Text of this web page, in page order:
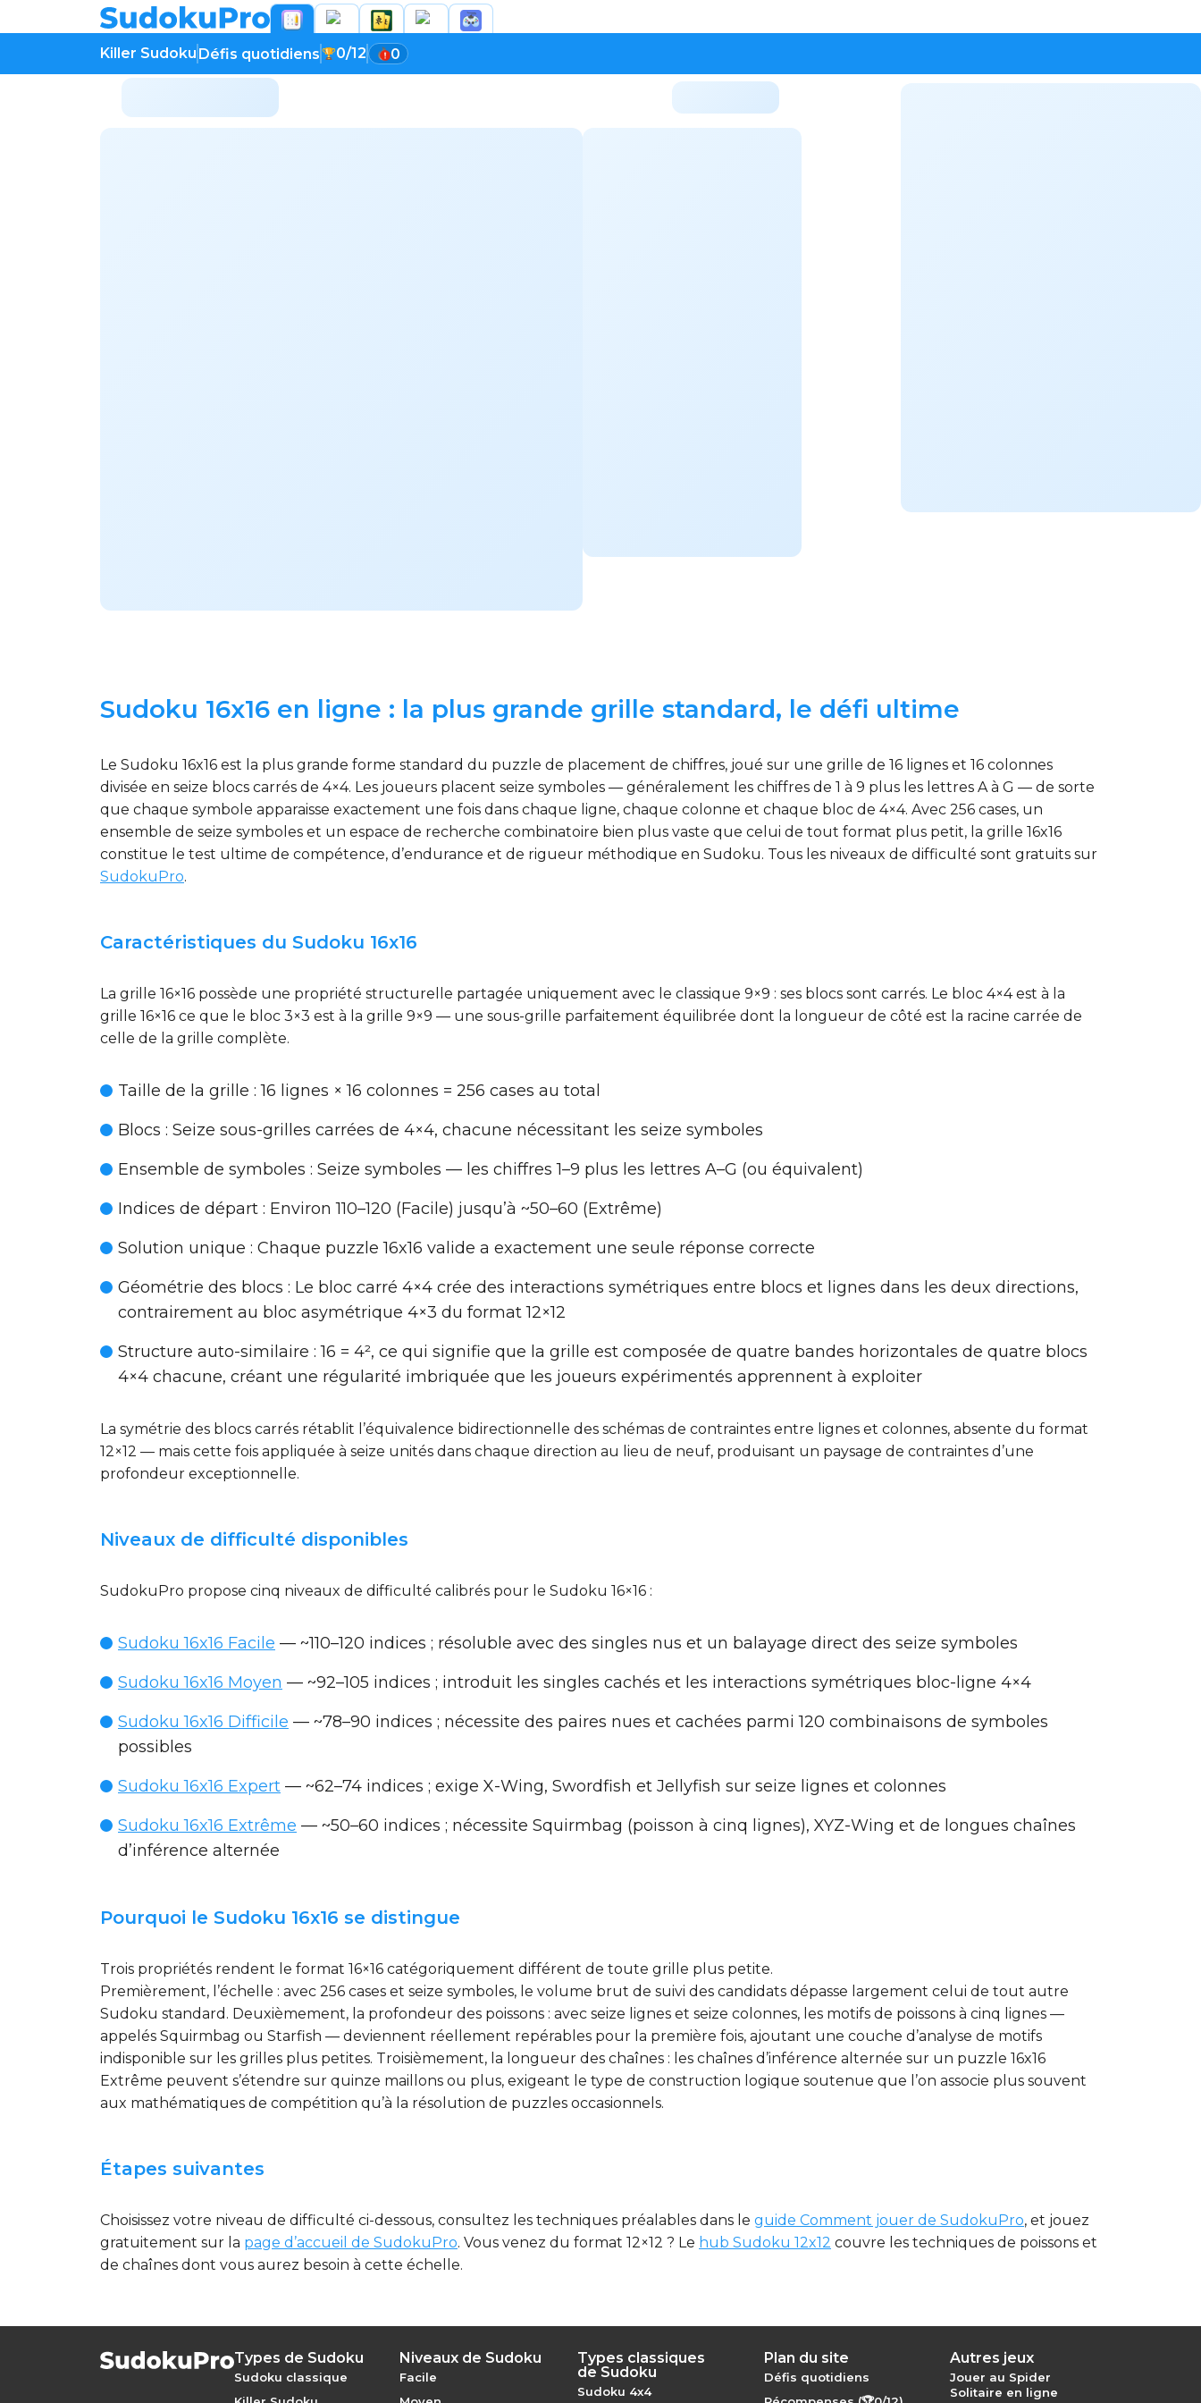
Killer Sudoku Défis quotidiens 0/12 0
Sudoku 16x16 en ligne : la plus grande grille standard, le défi ultime
Le Sudoku 16x16 est la plus grande forme standard du puzzle de placement de chiffres, joué sur une grille de 16 lignes et 16 colonnes
divisée en seize blocs carrés de 4×4. Les joueurs placent seize symboles — généralement les chiffres de 1 à 9 plus les lettres A à G — de sorte
que chaque symbole apparaisse exactement une fois dans chaque ligne, chaque colonne et chaque bloc de 4×4. Avec 256 cases, un
ensemble de seize symboles et un espace de recherche combinatoire bien plus vaste que celui de tout format plus petit, la grille 16x16
constitue le test ultime de compétence, d’endurance et de rigueur méthodique en Sudoku. Tous les niveaux de difficulté sont gratuits sur
SudokuPro.
Caractéristiques du Sudoku 16x16
La grille 16×16 possède une propriété structurelle partagée uniquement avec le classique 9×9 : ses blocs sont carrés. Le bloc 4×4 est à la
grille 16×16 ce que le bloc 3×3 est à la grille 9×9 — une sous-grille parfaitement équilibrée dont la longueur de côté est la racine carrée de
celle de la grille complète.
Taille de la grille : 16 lignes × 16 colonnes = 256 cases au total
Blocs : Seize sous-grilles carrées de 4×4, chacune nécessitant les seize symboles
Ensemble de symboles : Seize symboles — les chiffres 1–9 plus les lettres A–G (ou équivalent)
Indices de départ : Environ 110–120 (Facile) jusqu’à ~50–60 (Extrême)
Solution unique : Chaque puzzle 16x16 valide a exactement une seule réponse correcte
Géométrie des blocs : Le bloc carré 4×4 crée des interactions symétriques entre blocs et lignes dans les deux directions,
contrairement au bloc asymétrique 4×3 du format 12×12
Structure auto-similaire : 16 = 4², ce qui signifie que la grille est composée de quatre bandes horizontales de quatre blocs
4×4 chacune, créant une régularité imbriquée que les joueurs expérimentés apprennent à exploiter
La symétrie des blocs carrés rétablit l’équivalence bidirectionnelle des schémas de contraintes entre lignes et colonnes, absente du format
12×12 — mais cette fois appliquée à seize unités dans chaque direction au lieu de neuf, produisant un paysage de contraintes d’une
profondeur exceptionnelle.
Niveaux de difficulté disponibles
SudokuPro propose cinq niveaux de difficulté calibrés pour le Sudoku 16×16 :
Sudoku 16x16 Facile — ~110–120 indices ; résoluble avec des singles nus et un balayage direct des seize symboles
Sudoku 16x16 Moyen — ~92–105 indices ; introduit les singles cachés et les interactions symétriques bloc-ligne 4×4
Sudoku 16x16 Difficile — ~78–90 indices ; nécessite des paires nues et cachées parmi 120 combinaisons de symboles
possibles
Sudoku 16x16 Expert — ~62–74 indices ; exige X-Wing, Swordfish et Jellyfish sur seize lignes et colonnes
Sudoku 16x16 Extrême — ~50–60 indices ; nécessite Squirmbag (poisson à cinq lignes), XYZ-Wing et de longues chaînes
d’inférence alternée
Pourquoi le Sudoku 16x16 se distingue
Trois propriétés rendent le format 16×16 catégoriquement différent de toute grille plus petite.
Premièrement, l’échelle : avec 256 cases et seize symboles, le volume brut de suivi des candidats dépasse largement celui de tout autre
Sudoku standard. Deuxièmement, la profondeur des poissons : avec seize lignes et seize colonnes, les motifs de poissons à cinq lignes —
appelés Squirmbag ou Starfish — deviennent réellement repérables pour la première fois, ajoutant une couche d’analyse de motifs
indisponible sur les grilles plus petites. Troisièmement, la longueur des chaînes : les chaînes d’inférence alternée sur un puzzle 16x16
Extrême peuvent s’étendre sur quinze maillons ou plus, exigeant le type de construction logique soutenue que l’on associe plus souvent
aux mathématiques de compétition qu’à la résolution de puzzles occasionnels.
Étapes suivantes
Choisissez votre niveau de difficulté ci-dessous, consultez les techniques préalables dans le guide Comment jouer de SudokuPro, et jouez
gratuitement sur la page d’accueil de SudokuPro. Vous venez du format 12×12 ? Le hub Sudoku 12x12 couvre les techniques de poissons et
de chaînes dont vous aurez besoin à cette échelle.
Types de Sudoku
Sudoku classique
Niveaux de Sudoku
Facile
Types classiques
de Sudoku
Sudoku 4x4
Plan du site
Défis quotidiens
Autres jeux
Jouer au Spider
Solitaire en ligne